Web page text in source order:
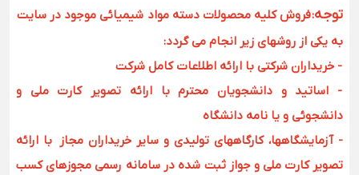
توجه:فروش کلیه محصولات دسته مواد شیمیائی موجود در سایت
به یکی از روشهای زیر انجام می گردد:
- خریداران شرکتی با ارائه اطلاعات کامل شرکت
- اساتید و دانشجویان محترم با ارائه تصویر کارت ملی و
دانشجوئی و یا نامه دانشگاه
- آزمایشگاهها، کارگاههای تولیدی و سایر خریداران مجاز با ارائه
تصویر کارت ملی و جواز ثبت شده در سامانه رسمی مجوزهای کسب